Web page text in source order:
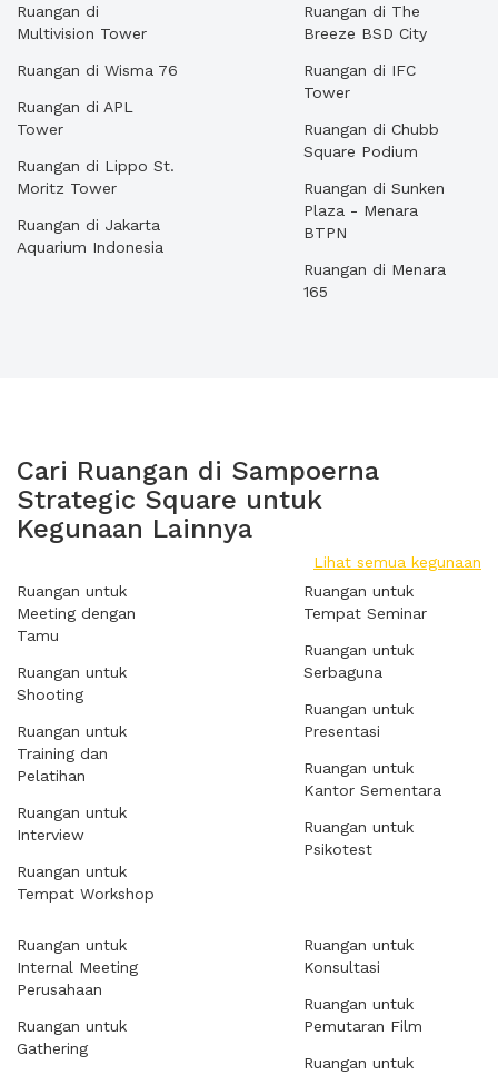
Ruangan di
Multivision Tower
Ruangan di Wisma 76
Ruangan di APL
Tower
Ruangan di Lippo St.
Moritz Tower
Ruangan di Jakarta
Aquarium Indonesia
Ruangan di The
Breeze BSD City
Ruangan di IFC
Tower
Ruangan di Chubb
Square Podium
Ruangan di Sunken
Plaza - Menara
BTPN
Ruangan di Menara
165
Cari Ruangan di Sampoerna
Strategic Square untuk
Kegunaan Lainnya
Lihat semua kegunaan
Ruangan untuk
Meeting dengan
Tamu
Ruangan untuk
Shooting
Ruangan untuk
Training dan
Pelatihan
Ruangan untuk
Interview
Ruangan untuk
Tempat Workshop
Ruangan untuk
Tempat Seminar
Ruangan untuk
Serbaguna
Ruangan untuk
Presentasi
Ruangan untuk
Kantor Sementara
Ruangan untuk
Psikotest
Ruangan untuk
Internal Meeting
Perusahaan
Ruangan untuk
Gathering
Ruangan untuk
Konsultasi
Ruangan untuk
Pemutaran Film
Ruangan untuk